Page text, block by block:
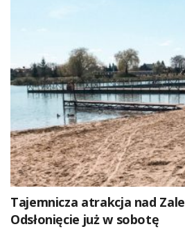
Tajemnicza atrakcja nad
Odsłonięcie już w sobotę